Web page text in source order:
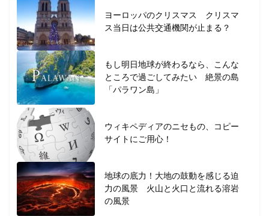
ヨーロッパのクリスマス クリスマ
ス当日は公共交通機関が止まる？
もし明日地球が終わるなら、こんな
ところで過ごしてみたい 絶景の島
「パラワン島」
ウィキペディアのニセもの、コピー
サイトにご用心！
地球の底力！大地の鼓動を感じる迫
力の風景 火山と火口と流れる溶岩
の風景